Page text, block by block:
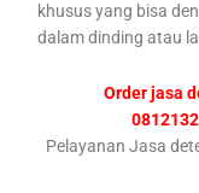
khusus yang bisa
dalam dinding atau
Order jasa
Pelayanan Jasa